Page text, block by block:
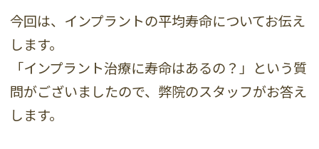
今回は、インプラントの平均寿命についてお伝え
します。
「インプラント治療に寿命はあるの？」という質
問がございましたので、弊院のスタッフがお答え
します。